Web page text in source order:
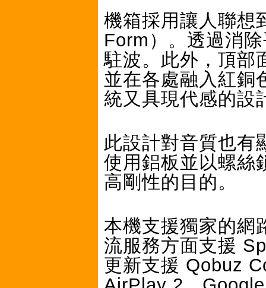
機箱採用讓人聯想
Form）。透過消
駐波。此外，頂部
並在各處融入紅銅
統又具現代感的設
此設計對音質也有
使用鋁板並以螺絲
高剛性的目的。
本機支援獨家的網
流服務方面支援
更新支援 Qobuz